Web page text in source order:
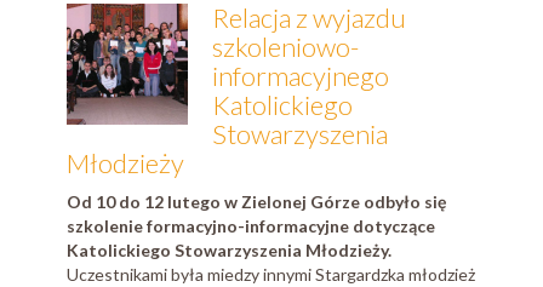
Relacja z wyjazdu
szkoleniowo-
informacyjnego
Katolickiego
Stowarzyszenia
Młodzieży
Od 10 do 12 lutego w Zielonej Górze odbyło się
szkolenie formacyjno-informacyjne dotyczące
Katolickiego Stowarzyszenia Młodzieży.
Uczestnikami była miedzy innymi Stargardzka młodzież